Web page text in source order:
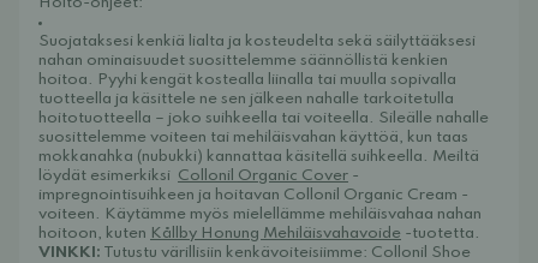
Suojataksesi kenkiä lialta ja kosteudelta sekä säilyttääksesi
nahan ominaisuudet suosittelemme säännöllistä kenkien
hoitoa. Pyyhi kengät kostealla liinalla tai muulla sopivalla
tuotteella ja käsittele ne sen jälkeen nahalle tarkoitetulla
hoitotuotteella – joko suihkeella tai voiteella. Sileälle nahalle
suosittelemme voiteen tai mehiläisvahan käyttöä, kun taas
mokkanahka (nubukki) kannattaa käsitellä suihkeella. Meiltä
löydät esimerkiksi Collonil Organic Cover -
impregnointisuihkeen ja hoitavan Collonil Organic Cream -
voiteen. Käytämme myös mielellämme mehiläisvahaa nahan
hoitoon, kuten Kållby Honung Mehiläisvahavoide -tuotetta.
VINKKI: Tutustu värillisiin kenkävoiteisiimme: Collonil Shoe